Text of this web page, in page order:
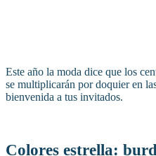
Este año la moda dice que los
se multiplicarán por doquier en
bienvenida a tus invitados.
Colores estrella: